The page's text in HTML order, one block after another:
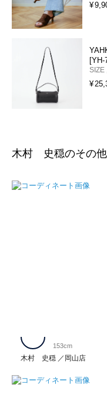
¥
SIZE
¥
木村 史穏のその他
木村 史穏 岡山店
153cm